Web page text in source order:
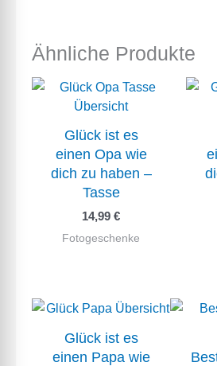
Ähnliche Produkte
Glück ist es
einen Opa wie
dich zu haben –
Tasse
14,99 €
Fotogeschenke
Glück ist es
einen Papa wie